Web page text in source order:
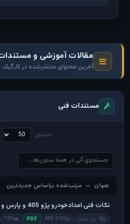
مقالات آموزشی و
آخرین محتوای منتشرشده در کارگیک
مستندات فنی
نمایش
عنوان — مرتب‌شده براساس جدیدترین
عنوان — مرتب‌شده براساس جدیدترین
نکات فنی امدادخودرو پژو 405 و پارس و سمند
3 روز پیش 0.55 MB
PDF
101